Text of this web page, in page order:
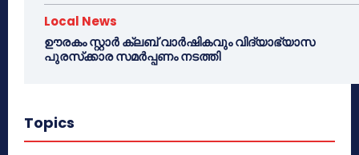
Local News
ഊരകം സ്റ്റാർ ക്ലബ് വാർഷികവും വിദ്യാഭ്യാസ
പുരസ്‌ക്കാര സമർപ്പണം നടത്തി
Topics